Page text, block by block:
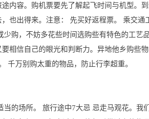
内容。购机票要先了解起飞时间与机型。
也出得来。注意： 先买好返程票。 乘交通
购，不妨多花些时间选购些有特色的工艺
相信自己的眼光和判断力。异地他乡购些
千万别购太重的物品，防止行李超重。
的场所。 旅行途中7大忌 忌走马观花。我